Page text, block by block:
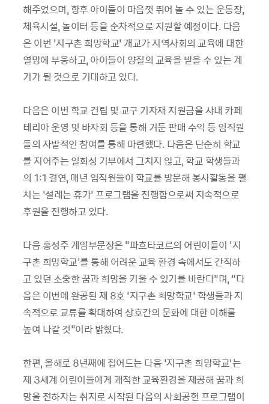
해주었으며, 향후 아이들이 마음껏 뛰어 놀 수 있는 운동장,
체육시설, 놀이터 등을 순차적으로 지원할 예정이다. 다음
은 이번 ‘지구촌 희망학교’ 개교가 지역사회의 교육에 대한
열망에 부응하고, 아이들이 양질의 교육을 받을 수 있는 계
기가 될 것으로 기대하고 있다.
다음은 이번 학교 건립 및 교구 기자재 지원금을 사내 카페
테리아 운영 및 바자회 등을 통해 거둔 판매 수익 등 임직원
들의 자발적인 참여를 통해 마련했다. 다음은 단순히 학교
를 지어주는 일회성 기부에서 그치지 않고, 학교 학생들과
의 1:1 결연, 매년 임직원들이 학교를 방문해 봉사활동을 펼
치는 ‘설레는 휴가’ 프로그램을 진행함으로써 지속적으로
후원을 진행하고 있다.
다음 홍성주 게임부문장은 "파흐타코르의 어린이들이 '지
구촌 희망학교'를 통해 어려운 교육 환경 속에서도 간직하
고 있던 소중한 꿈과 희망을 키울 수 있기를 바란다"며, "다
음은 이번에 완공된 제 8호 ‘지구촌 희망학교’ 학생들과 지
속적으로 교류를 확대하여 상호간의 문화에 대한 이해를
높여 나갈 것"이라 밝혔다.
한편, 올해로 8년째에 접어드는 다음 ‘지구촌 희망학교’는
제 3세계 어린이들에게 쾌적한 교육환경을 제공해 꿈과 희
망을 전하자는 취지로 시작된 다음의 사회공헌 프로그램이